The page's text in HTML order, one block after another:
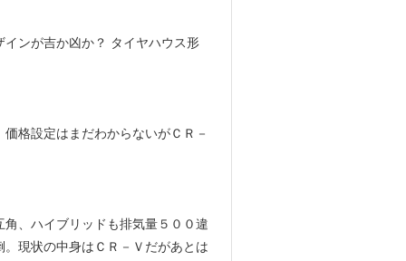
ンが吉か凶か？ タイヤハウス形
格設定はまだわからないがＣＲ－
、ハイブリッドも排気量５００違
現状の中身はＣＲ－Ｖだがあとは